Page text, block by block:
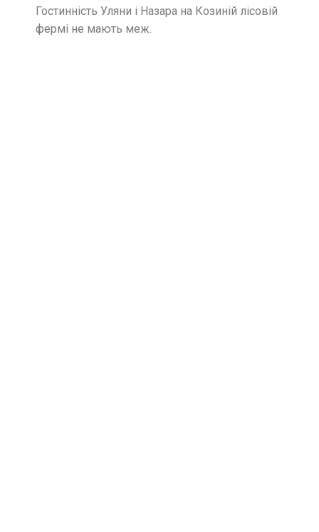
Гостинність Уляни і Назара на Козиній лісовій
фермі не мають меж.